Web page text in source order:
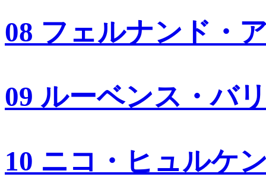
08 フェルナンド・
09 ルーベンス・バ
10 ニコ・ヒュルケ